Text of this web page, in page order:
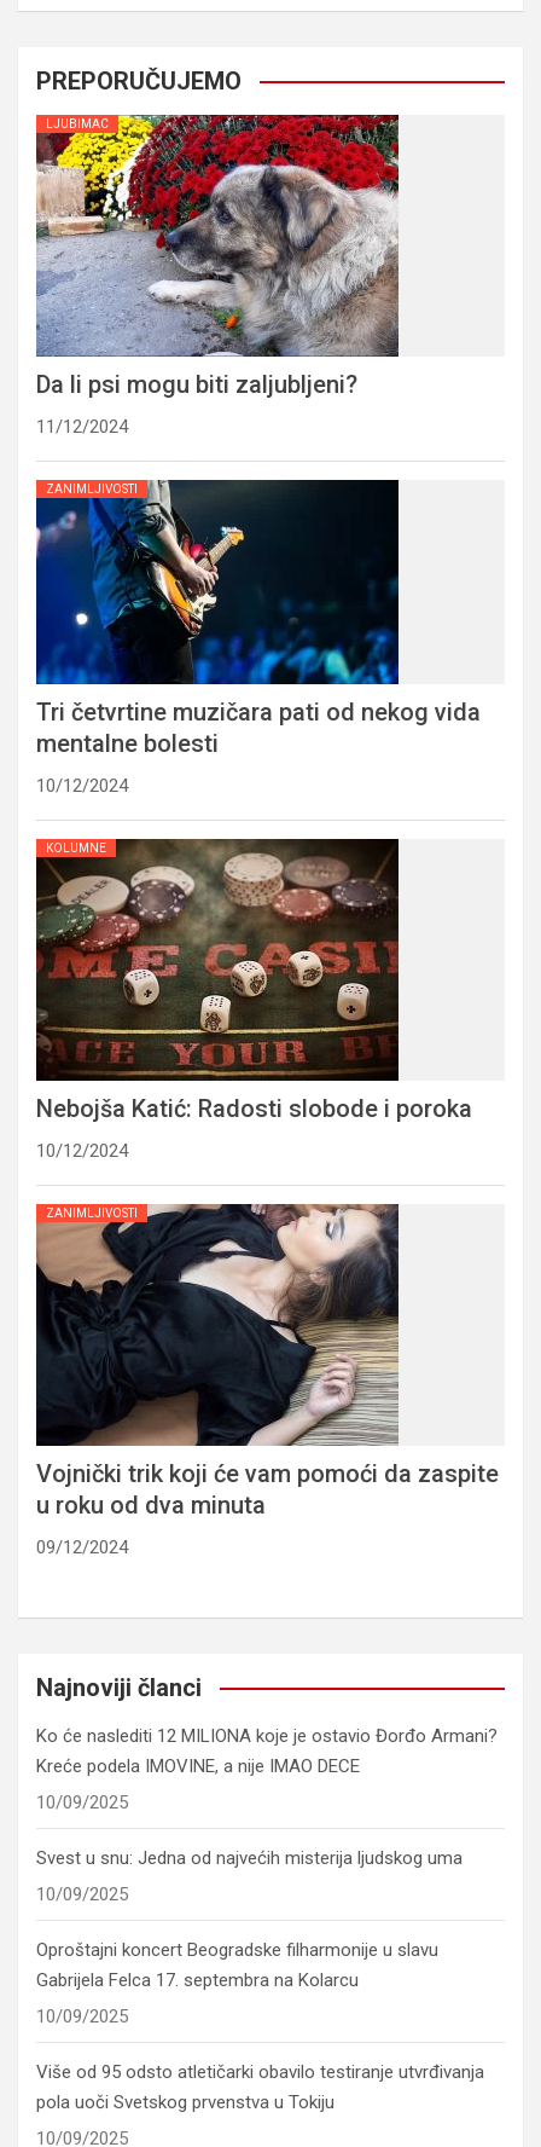
PREPORUČUJEMO
LJUBIMAC
Da li psi mogu biti zaljubljeni?
11/12/2024
ZANIMLJIVOSTI
Tri četvrtine muzičara pati od nekog vida
mentalne bolesti
10/12/2024
KOLUMNE
Nebojša Katić: Radosti slobode i poroka
10/12/2024
ZANIMLJIVOSTI
Vojnički trik koji će vam pomoći da zaspite
u roku od dva minuta
09/12/2024
Najnoviji članci
Ko će naslediti 12 MILIONA koje je ostavio Đorđo Armani?
Kreće podela IMOVINE, a nije IMAO DECE
10/09/2025
Svest u snu: Jedna od najvećih misterija ljudskog uma
10/09/2025
Oproštajni koncert Beogradske filharmonije u slavu
Gabrijela Felca 17. septembra na Kolarcu
10/09/2025
Više od 95 odsto atletičarki obavilo testiranje utvrđivanja
pola uoči Svetskog prvenstva u Tokiju
10/09/2025